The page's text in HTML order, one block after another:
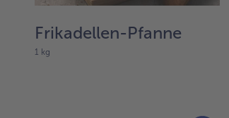
Frikadellen-Pfanne
1 kg